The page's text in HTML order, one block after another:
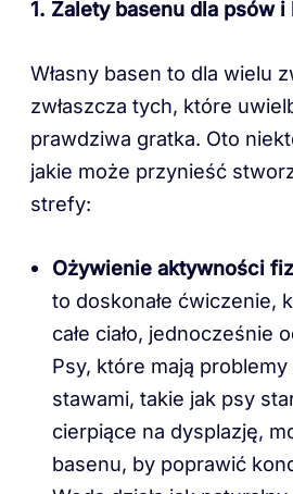
1. Zalety basenu dla psów i
Własny basen to dla wielu
zwłaszcza tych, które
prawdziwa gratka. Oto
jakie może przynieść
strefy:
Ożywienie aktywności
to doskonałe ćwiczenie,
całe ciało, jednocześnie
Psy, które mają
stawami, takie jak psy
cierpiące na dysplazję,
basenu, by poprawić